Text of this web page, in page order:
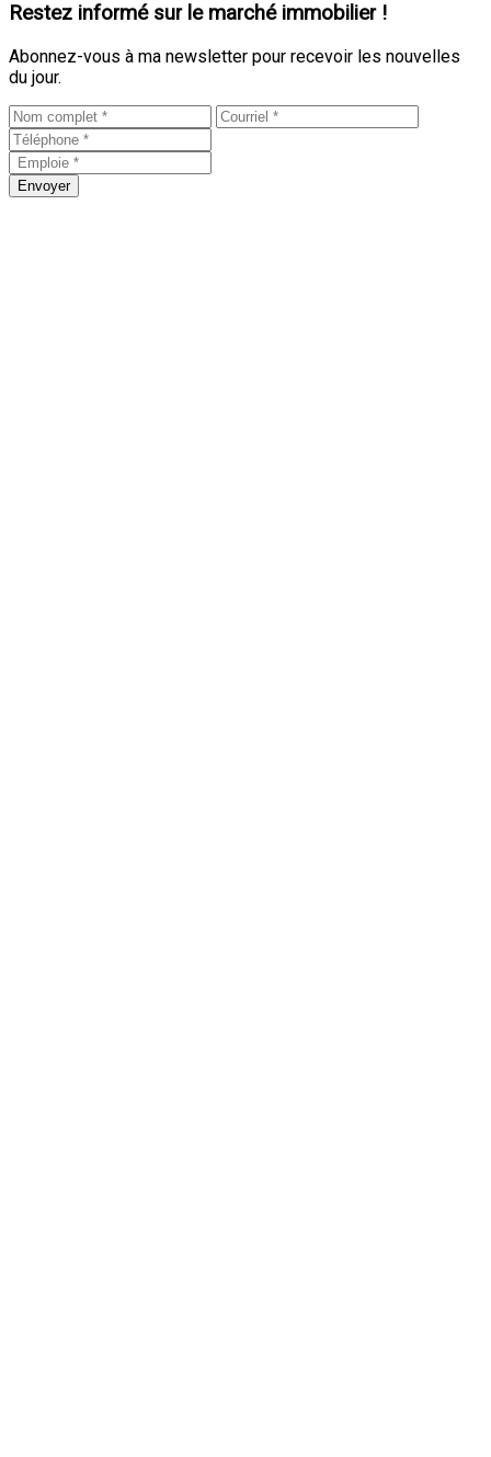
Restez informé sur le marché immobilier !
Abonnez-vous à ma newsletter pour recevoir les nouvelles
du jour.
Envoyer